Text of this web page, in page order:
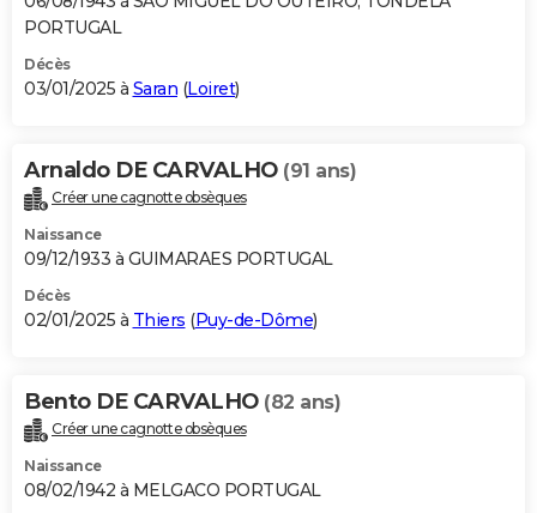
PORTUGAL
Décès
03/01/2025 à Saran (Loiret)
Arnaldo DE CARVALHO (91 ans)
Créer une cagnotte obsèques
Naissance
09/12/1933 à GUIMARAES PORTUGAL
Décès
02/01/2025 à Thiers (Puy-de-Dôme)
Bento DE CARVALHO (82 ans)
Créer une cagnotte obsèques
Naissance
08/02/1942 à MELGACO PORTUGAL